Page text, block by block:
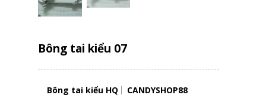
Bông tai kiểu 07
Bông tai kiểu HQ CANDYSHOP88